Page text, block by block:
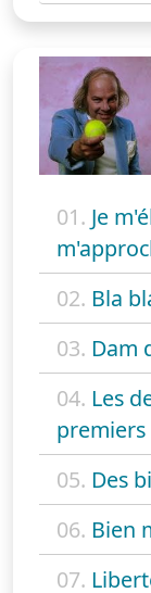
01. Je
02. Bla
03. Dam
04. Les
premiers
05. Des
06. Bien
07.